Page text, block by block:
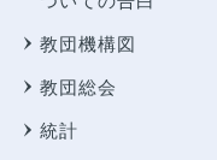
教団機構図
教団総会
統計